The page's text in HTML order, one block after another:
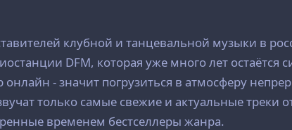
клубной и танцевальной музыки в
DFM, которая уже много лет остаётся
- значит погрузиться в атмосферу
только самые свежие и актуальные
временем бестселлеры жанра.